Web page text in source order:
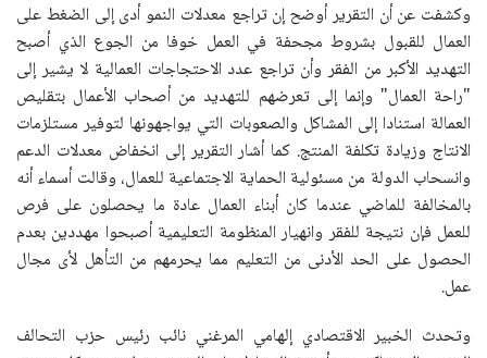
وكشفت عن أن التقرير أوضح إن تراجع معدلات النمو أدى إلى الضغط على
العمال للقبول بشروط مجحفة في العمل خوفا من الجوع الذي أصبح
التهديد الأكبر من الفقر وأن تراجع عدد الاحتجاجات العمالية لا يشير إلى
"راحة العمال" وإنما إلى تعرضهم للتهديد من أصحاب الأعمال بتقليص
العمالة استنادا إلى المشاكل والصعوبات التي يواجهونها لتوفير مستلزمات
الانتاج وزيادة تكلفة المنتج. كما أشار التقرير إلى انخفاض معدلات الدعم
وانسحاب الدولة من مسئولية الحماية الاجتماعية للعمال، وقالت أسماء أنه
بالمخالفة للماضي عندما كان أبناء العمال عادة ما يحصلون على فرص
للعمل فإن نتيجة للفقر وانهيار المنظومة التعليمية أصبحوا مهددين بعدم
الحصول على الحد الأدنى من التعليم مما يحرمهم من التأهل لأى مجال
عمل.
وتحدث الخبير الاقتصادي إلهامي المرغني نائب رئيس حزب التحالف